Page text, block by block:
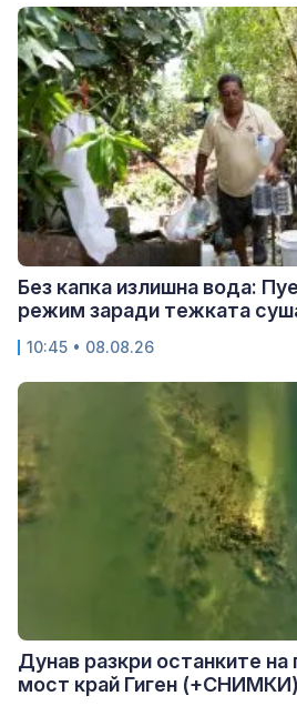
Без капка излишна вода:
режим заради тежката
10:45 • 08.08.26
Дунав разкри останките на
мост край Гиген (+СНИМКИ)